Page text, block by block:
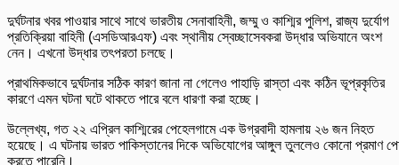
দুর্ঘটনার খবর পাওয়ার সাথে সাথে ভারতীয় সেনাবাহিনী, জম্মু ও কাশ্মির পুলিশ, রাজ্য দুর্যোগ
প্রতিক্রিয়া বাহিনী (এসডিআরএফ) এবং স্থানীয় স্বেচ্ছাসেবকরা উদ্ধার অভিযানে অংশ
নেন। এখনো উদ্ধার তৎপরতা চলছে।
প্রাথমিকভাবে দুর্ঘটনার সঠিক কারণ জানা না গেলেও পাহাড়ি রাস্তা এবং কঠিন ভূপ্রকৃতির
কারণে এমন ঘটনা ঘটে থাকতে পারে বলে ধারণা করা হচ্ছে।
উল্লেখ্য, গত ২২ এপ্রিল কাশ্মিরের পেহেলগামে এক উগ্রবাদী হামলায় ২৬ জন নিহত
হয়েছে। এ ঘটনায় ভারত পাকিস্তানের দিকে অভিযোগের আঙ্গুল তুললেও কোনো প্রমাণ
করতে পারেনি।